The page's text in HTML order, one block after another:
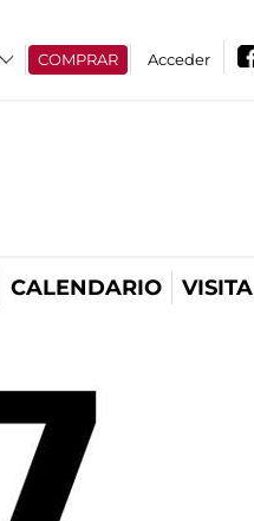
COMPRAR Acceder
CALENDARIO VISITA